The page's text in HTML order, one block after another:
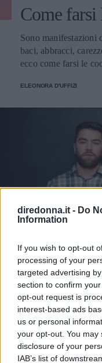
diredonna.it - Do
Information
If you wish to opt-out
processing of your
targeted advertising
section to confirm
opt-out request is
interest-based ads
us or personal
your opt-out. You
disclosure of your
IAB’s list of
Come farsi
Sono manifestazioni
baci, abbracci,
ecco come farsi le
ELEONORA D'UFFIZI
RELAZIONI
Cosa fare
In una vita a due si
vicinanza ad altri di
come crisi di coppia: